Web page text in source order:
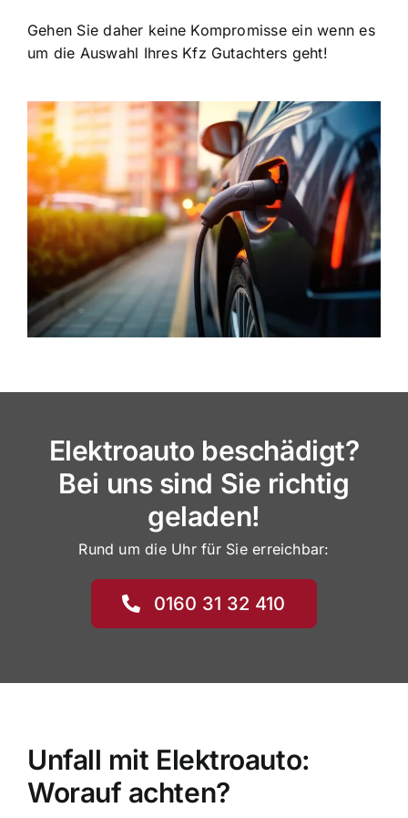
Gehen Sie daher keine Kompromisse ein wenn es
um die Auswahl Ihres Kfz Gutachters geht!
Elektroauto beschädigt?
Bei uns sind Sie richtig
geladen!
Rund um die Uhr für Sie erreichbar:
0160 31 32 410
Unfall mit Elektroauto:
Worauf achten?